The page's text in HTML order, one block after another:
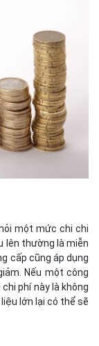
một mức chi chi
lên thường là miễn
cấp cũng áp dụng
Nếu một công
phí này là không
lớn lại có thể sẽ